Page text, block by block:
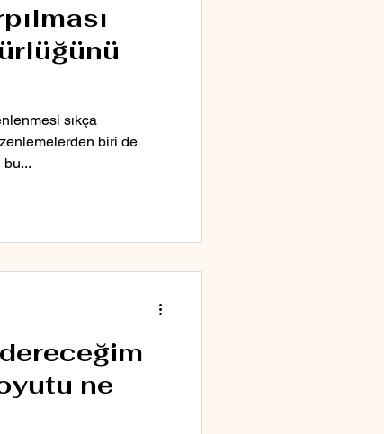
sıkça
biri de
bu...
ne